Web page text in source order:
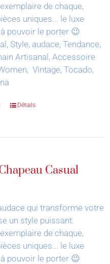
de chaque,
uniques... le luxe
pouvoir le porter 😉
Style, audace, Tendance,
Artisanal, Accessoire
Vintage, Tocado,
Détails
Casual
qui transforme votre
un style puissant.
de chaque,
uniques... le luxe
pouvoir le porter 😉